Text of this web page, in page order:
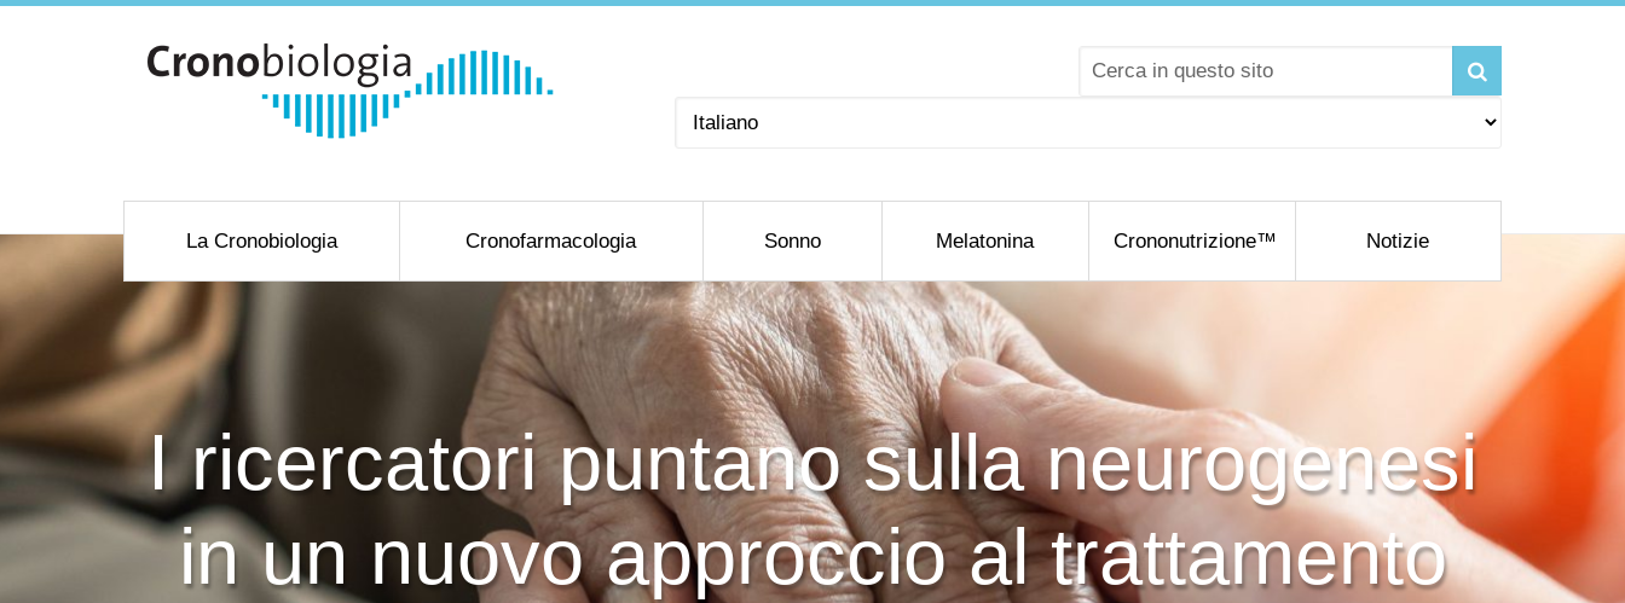
Scegli
La Cronobiologia Cronofarmacologia Sonno Melatonina Crononutrizione™ Notizie
I ricercatori puntano sulla neurogenesi
in un nuovo approccio al trattamento